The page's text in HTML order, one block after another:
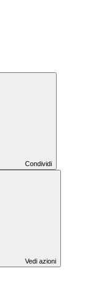
Condividi
Vedi azioni